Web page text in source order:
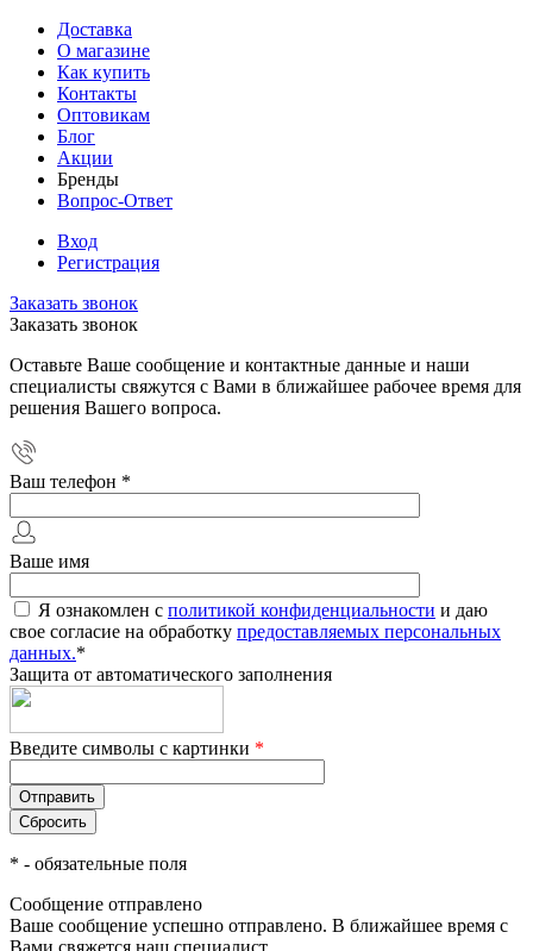
Доставка
О магазине
Как купить
Контакты
Оптовикам
Блог
Акции
Бренды
Вопрос-Ответ
Вход
Регистрация
Заказать звонок
Заказать звонок
Оставьте Ваше сообщение и контактные данные и наши
специалисты свяжутся с Вами в ближайшее рабочее время для
решения Вашего вопроса.
Ваш телефон *
Ваше имя
Я ознакомлен с политикой конфиденциальности и даю
свое согласие на обработку предоставляемых персональных
данных.*
Защита от автоматического заполнения
Введите символы с картинки *
* - обязательные поля
Сообщение отправлено
Ваше сообщение успешно отправлено. В ближайшее время с
Вами свяжется наш специалист